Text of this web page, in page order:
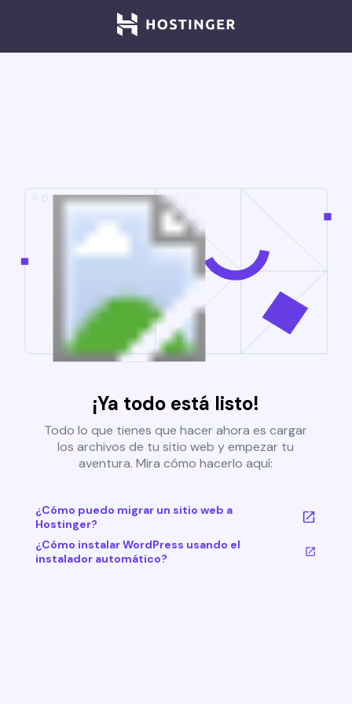
¡Ya todo está listo!
Todo lo que tienes que hacer ahora es cargar
los archivos de tu sitio web y empezar tu
aventura. Mira cómo hacerlo aquí:
¿Cómo puedo migrar un sitio web a
Hostinger?
¿Cómo instalar WordPress usando el
instalador automático?